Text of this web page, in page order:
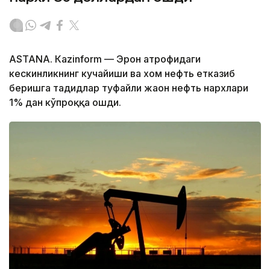
ASTANА. Кazinform — Эрон атрофидаги
кескинликнинг кучайиши ва хом нефть етказиб
беришга таҳдидлар туфайли жаҳон нефть нархлари
1% дан кўпроққа ошди.